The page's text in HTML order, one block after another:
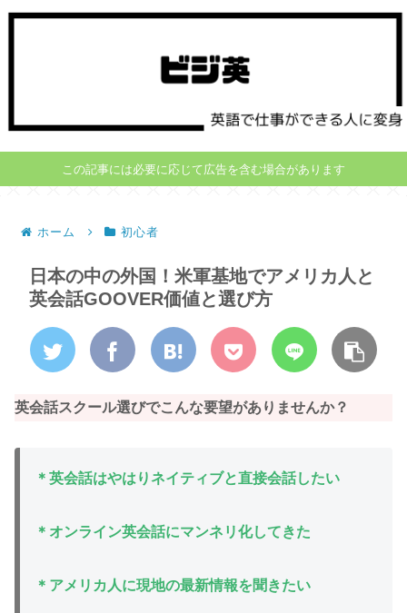
この記事には必要に応じて広告を含む場合があります
ホーム 初心者
日本の中の外国！米軍基地でアメリカ人と
英会話GOOVER価値と選び方
英会話スクール選びでこんな要望がありませんか？
＊英会話はやはりネイティブと直接会話したい
＊オンライン英会話にマンネリ化してきた
＊アメリカ人に現地の最新情報を聞きたい